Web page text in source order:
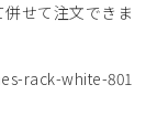
せて注文できま
rack-white-801